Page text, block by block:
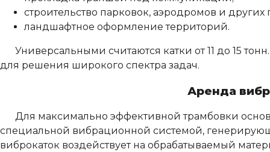
строительство парковок, аэродромов и
ландшафтное оформление территорий.
Универсальными считаются катки от 11 до 15
для решения широкого спектра задач.
Аренда
Для максимально эффективной трамбовки
специальной вибрационной системой,
виброкаток воздействует на обрабатываемый